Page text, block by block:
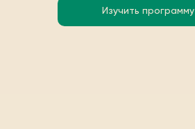
Изучить программу